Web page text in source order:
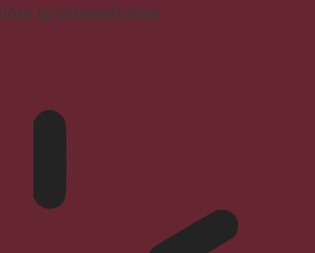
la concentration